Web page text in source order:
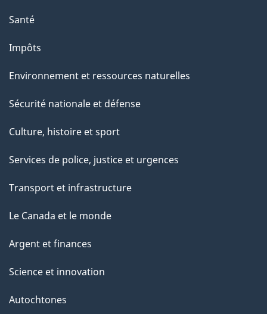
u
r
a
n
c
e
-
e
m
p
l
t
e
p
a
e
Santé
Impôts
Environnement et ressources naturelles
Sécurité nationale et défense
Culture, histoire et sport
Services de police, justice et urgences
Transport et infrastructure
Le Canada et le monde
Argent et finances
Science et innovation
Autochtones